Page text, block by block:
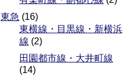
東急 (16)
東横線・目黒線・新横浜
線 (2)
田園都市線・大井町線
(14)